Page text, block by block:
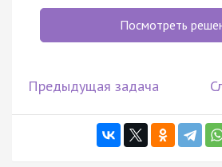
Посмотреть
Предыдущая задача